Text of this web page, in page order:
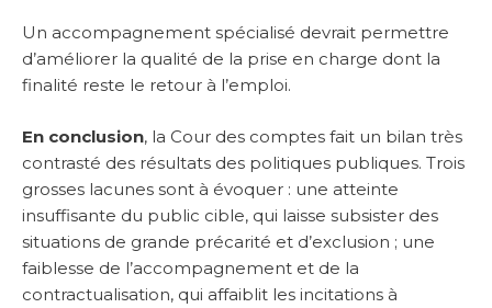
Un accompagnement spécialisé devrait permettre
d’améliorer la qualité de la prise en charge dont la
finalité reste le retour à l’emploi.
En conclusion, la Cour des comptes fait un bilan très
contrasté des résultats des politiques publiques. Trois
grosses lacunes sont à évoquer : une atteinte
insuffisante du public cible, qui laisse subsister des
situations de grande précarité et d’exclusion ; une
faiblesse de l’accompagnement et de la
contractualisation, qui affaiblit les incitations à